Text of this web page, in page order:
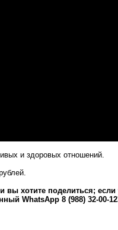
и здоровых отношений.
вы хотите поделиться;
WhatsApp 8 (988) 32-00-